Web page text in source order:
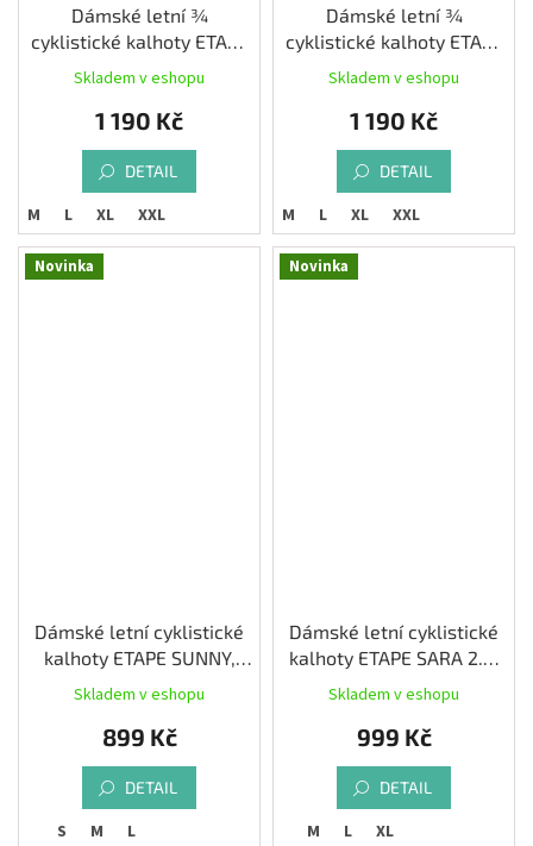
Dámské letní ¾
cyklistické kalhoty ETAPE
SARA 2.0 3/4, antracit
Skladem v eshopu
1 190 Kč
DETAIL
M L XL XXL
Dámské letní ¾
cyklistické kalhoty ETAPE
SARA 2.0 3/4, černá
Skladem v eshopu
1 190 Kč
DETAIL
M L XL XXL
Novinka
Dámské letní cyklistické
kalhoty ETAPE SUNNY,
Skladem v eshopu
899 Kč
DETAIL
S M L
Novinka
Dámské letní cyklistické
kalhoty ETAPE SARA 2.0,
Skladem v eshopu
999 Kč
DETAIL
M L XL